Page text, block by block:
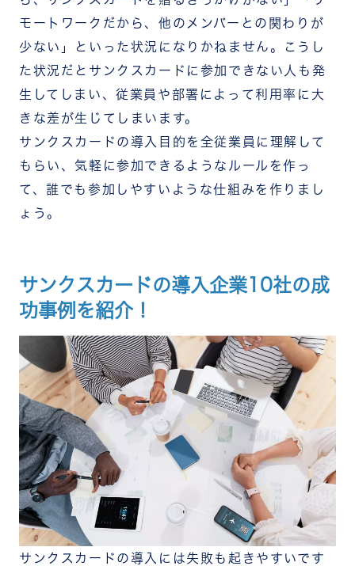
モートワークだから、他のメンバーとの関わりが
少ない」といった状況になりかねません。こうし
た状況だとサンクスカードに参加できない人も発
生してしまい、従業員や部署によって利用率に大
きな差が生じてしまいます。
サンクスカードの導入目的を全従業員に理解して
もらい、気軽に参加できるようなルールを作っ
て、誰でも参加しやすいような仕組みを作りまし
ょう。
サンクスカードの導入企業10社の成
功事例を紹介！
サンクスカードの導入には失敗も起きやすいです